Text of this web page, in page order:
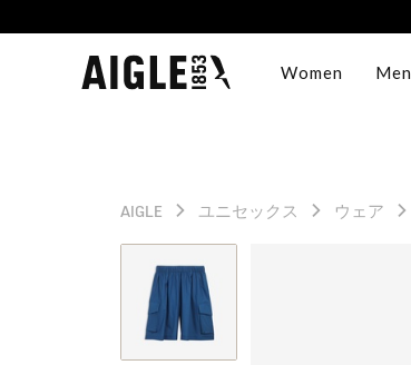
Women Men
AIGLE ユニセックス ウェア